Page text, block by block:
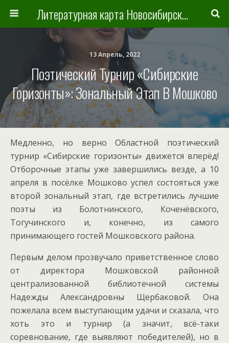
Литературная карта Новосибирска и Новосибирской области
13 Апрель, 2022
Поэтический Турнир «Сибирские
Горизонты»: Зональный Этап В Мошково
Медленно, но верно Областной поэтический
турнир «Сибирские горизонты» движется вперёд!
Отборочные этапы уже завершились везде, а 10
апреля в посёлке Мошково успел состояться уже
второй зональный этап, где встретились лучшие
поэты из Болотнинского, Коченёвского,
Тогучинского и, конечно, из самого
принимающего гостей Мошковского района.
Первым делом прозвучало приветственное слово
от директора Мошковской районной
централизованной библиотечной системы
Надежды Александровны Щербаковой. Она
пожелала всем выступающим удачи и сказала, что
хоть это и турнир (а значит, всё-таки
соревнование, где выявляют победителей), но в